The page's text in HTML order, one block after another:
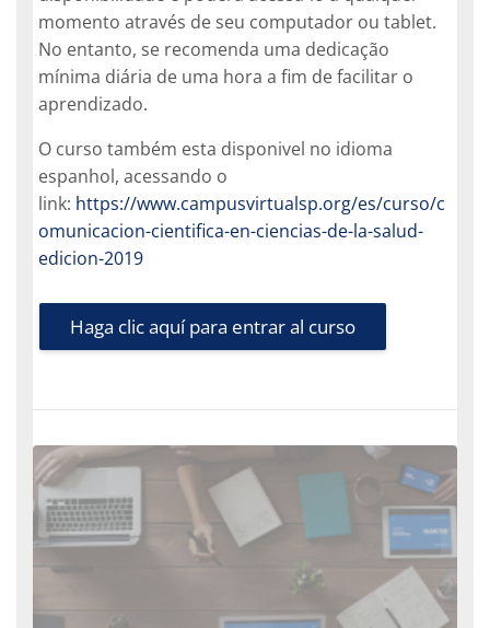
momento através de seu computador ou tablet.
No entanto, se recomenda uma dedicação
mínima diária de uma hora a fim de facilitar o
aprendizado.
O curso também esta disponivel no idioma
espanhol, acessando o
link: https://www.campusvirtualsp.org/es/curso/c
omunicacion-cientifica-en-ciencias-de-la-salud-
edicion-2019
Haga clic aquí para entrar al curso